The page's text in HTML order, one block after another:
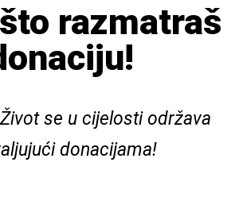
razmatraš
se u cijelosti održava
donacijama!